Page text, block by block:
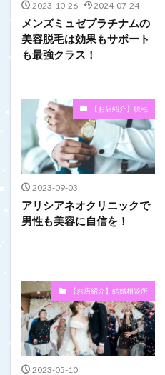
2023-10-26 2024-07-24
メンズミュゼプラチナムの
美容脱毛は効果もサポート
も最強クラス！
【お店紹介】脱毛
2023-09-03
アリシアネオクリニックで
男性も美容に自信を！
【お店紹介】結婚相談所
2023-05-10